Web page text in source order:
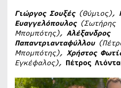
Γιώργος Σουξές(Θύμιος),
Ευαγγελόπουλος(Σωτήρης
Μπομπότης), Αλέξανδρος
Παπαντριανταφύλλου
Μπομπότης), Χρήστος
Εγκέφαλος), Πέτρος